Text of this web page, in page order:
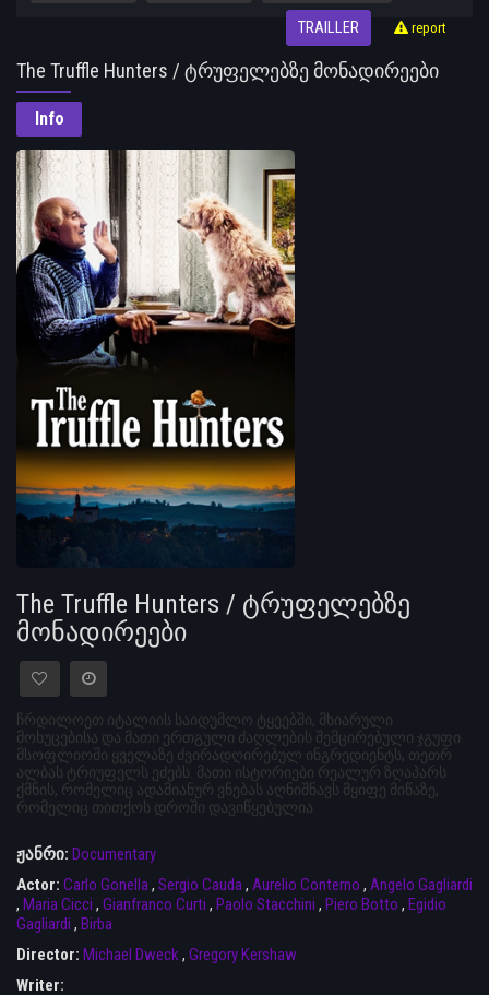
TRAILLER report
The Truffle Hunters / ტრუფელებზე მონადირეები
Info
The Truffle Hunters / ტრუფელებზე
მონადირეები
ჩრდილოეთ იტალიის საიდუმლო ტყეებში, მხიარული
მოხუცებისა და მათი ერთგული ძაღლების შემცირებული ჯგუფი
მსოფლიოში ყველაზე ძვირადღირებულ ინგრედიენტს, თეთრ
ალბას ტრიუფელს ეძებს. მათი ისტორიები რეალურ ზღაპარს
ქმნის, რომელიც ადამიანურ ვნებას აღნიშნავს მყიფე მიწაზე,
რომელიც თითქოს დროში დავიწყებულია.
ჟანრი: Documentary
Actor: Carlo Gonella, Sergio Cauda, Aurelio Conterno , Angelo Gagliardi
, Maria Cicci , Gianfranco Curti , Paolo Stacchini , Piero Botto , Egidio
Gagliardi , Birba
Director: Michael Dweck , Gregory Kershaw
Writer: